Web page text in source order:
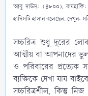
আবু দাউদ: (৪৮০০),
হাদিসটি হাসান বলেছেন,
সচ্চরিত্র শুধু দূরের
আত্মীয় বা আপনাদের
ও পরিবারের প্রত্যেক
ব্যক্তিকে দেখা যায়
সচ্চরিত্রশীল, কিন্তু